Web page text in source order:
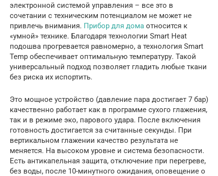
электронной системой управления – все это в
сочетании с техническим потенциалом не может не
привлечь внимания. Прибор для дома относится к
«умной» технике. Благодаря технологии Smart Heat
подошва прогревается равномерно, а технология Smart
Temp обеспечивает оптимальную температуру. Такой
универсальный подход позволяет гладить любые ткани
без риска их испортить.
Это мощное устройство (давление пара достигает 7 бар)
качественно работает как в программе сухого глажения,
так и в режиме эко, парового удара. После включения
готовность достигается за считанные секунды. При
вертикальном глажении качество результата не
меняется. На высоком уровне и система безопасности.
Есть антикапельная защита, отключение при перегреве,
без воды, после 10-минутного ожидания, оповещение о